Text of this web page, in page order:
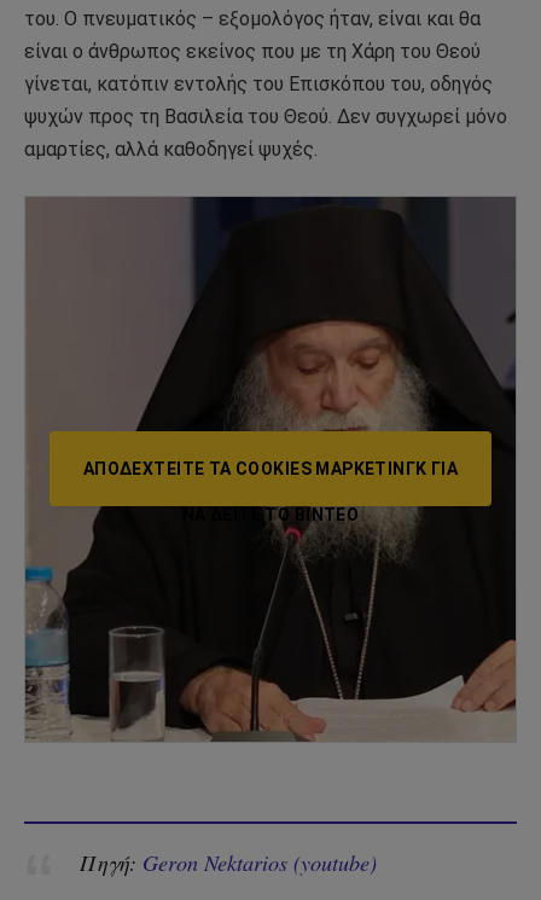
του. Ο πνευματικός – εξομολόγος ήταν, είναι και θα
είναι ο άνθρωπος εκείνος που με τη Χάρη του Θεού
γίνεται, κατόπιν εντολής του Επισκόπου του, οδηγός
ψυχών προς τη Βασιλεία του Θεού. Δεν συγχωρεί μόνο
αμαρτίες, αλλά καθοδηγεί ψυχές.
ΑΠΟΔΕΧΤΕΊΤΕ ΤΑ COOKIES ΜΆΡΚΕΤΙΝΓΚ ΓΙΑ
ΝΑ ΔΕΊΤΕ ΤΟ ΒΙΝΤΕΟ
Πηγή: Geron Nektarios (youtube)